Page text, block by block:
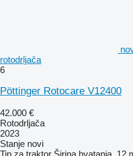
rotodrljača
6
Pöttinger Rotocare V12400
42.000 €
Rotodrljača
2023
Stanje novi
Tip za traktor Širina hvatanja 12